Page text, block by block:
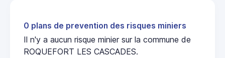
0 plans de prevention des risques miniers
Il n'y a aucun risque minier sur la commune de
ROQUEFORT LES CASCADES.